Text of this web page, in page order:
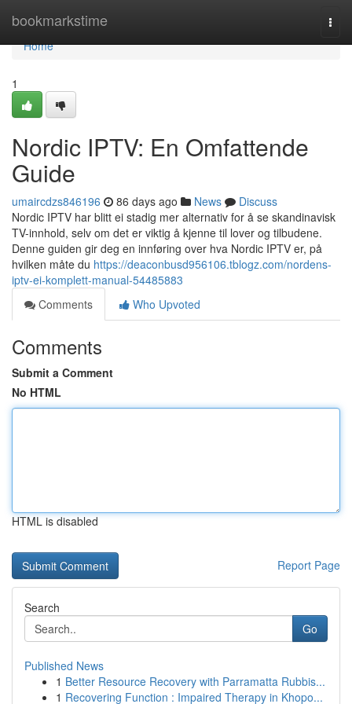
bookmarkstime
Home
Home
1
Nordic IPTV: En Omfattende
Guide
umaircdzs846196 86 days ago News
Discuss
Nordic IPTV har blitt ei stadig mer alternativ for å se skandinavisk
TV-innhold, selv om det er viktig å kjenne til lover og tilbudene.
Denne guiden gir deg en innføring over hva Nordic IPTV er, på
hvilken måte du https://deaconbusd956106.tblogz.com/nordens-
iptv-ei-komplett-manual-54485883
Comments
Who Upvoted
Comments
Submit a Comment
No HTML
HTML is disabled
Report Page
Search
Go
Published News
1 Better Resource Recovery with Parramatta Rubbis...
1 Recovering Function : Impaired Therapy in Khopo...